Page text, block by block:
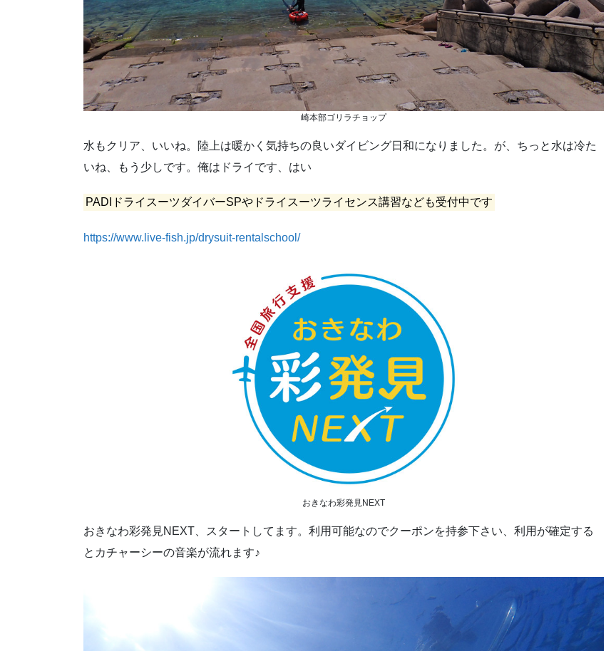
崎本部ゴリラチョップ
水もクリア、いいね。陸上は暖かく気持ちの良いダイビング日和になりました。が、ちっと水は冷た
いね、もう少しです。俺はドライです、はい
PADIドライスーツダイバーSPやドライスーツライセンス講習なども受付中です
https://www.live-fish.jp/drysuit-rentalschool/
おきなわ彩発見NEXT
おきなわ彩発見NEXT、スタートしてます。利用可能なのでクーポンを持参下さい、利用が確定する
とカチャーシーの音楽が流れます♪